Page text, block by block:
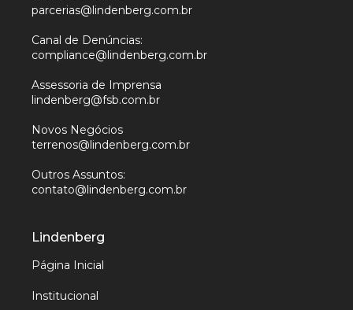
parcerias@lindenberg.com.br
Canal de Denúncias:
compliance@lindenberg.com.br
Assessoria de Imprensa
lindenberg@fsb.com.br
Novos Negócios
terrenos@lindenberg.com.br
Outros Assuntos:
contato@lindenberg.com.br
Lindenberg
Página Inicial
Institucional